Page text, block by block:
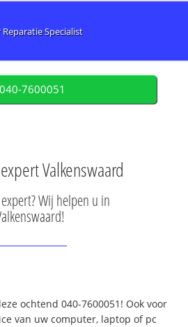
Specialist
040-7600051
Valkenswaard
Wij helpen u in
ochtend 040-7600051! Ook voor
van uw computer, laptop of pc